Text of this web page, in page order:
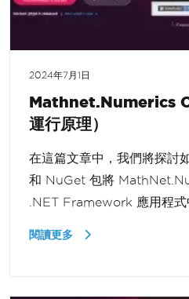
2024年7月1日
Mathnet.Numerics
運行原理）
在這篇文章中，我們將探
和 NuGet 包將
.NET Framework 應用程式
閱讀更多